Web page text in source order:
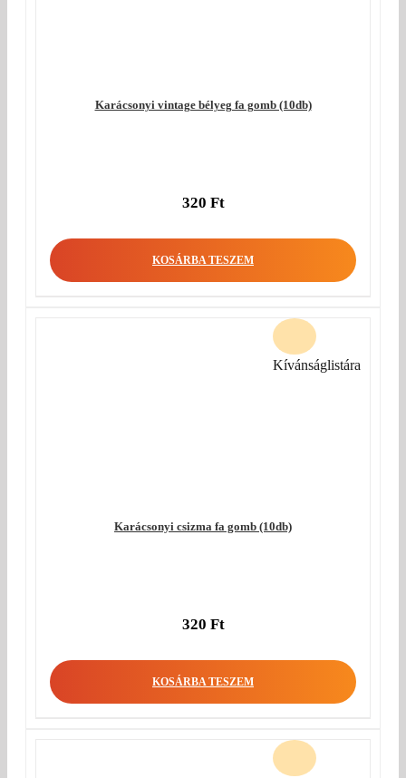
Karácsonyi vintage bélyeg fa gomb (10db)
320 Ft
KOSÁRBA TESZEM
Karácsonyi csizma fa gomb (10db)
320 Ft
KOSÁRBA TESZEM
Kívánságlistára